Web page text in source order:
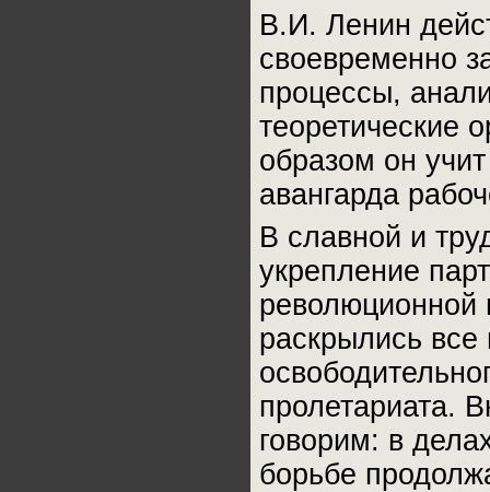
В.И. Ленин
своевременно
процессы,
теоретические
образом он
авангарда
В славной и
укрепление
революционной
раскрылись все
пролетариата.
говорим: в
борьбе